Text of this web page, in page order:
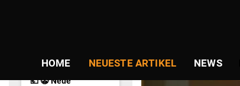
HOME NEUESTE ARTIKEL NEWS
💶 🤡 Neue